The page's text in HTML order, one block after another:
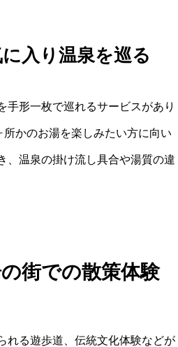
入り温泉を巡る
形一枚で巡れるサービスがあり
かのお湯を楽しみたい方に向い
、温泉の掛け流し具合や湯質の違
街での散策体験
れる遊歩道、伝統文化体験などが